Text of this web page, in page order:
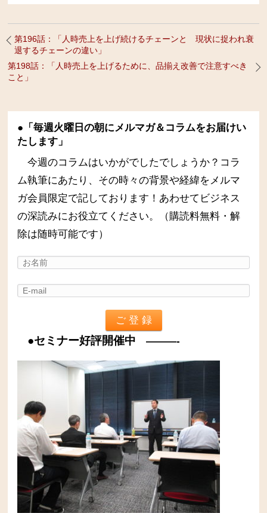
第196話：「人時売上を上げ続けるチェーンと 現状に捉われ衰
退するチェーンの違い」
第198話：「人時売上を上げるために、品揃え改善で注意すべき
こと」
●「毎週火曜日の朝にメルマガ＆コラムをお届けい
たします」
今週のコラムはいかがでしたでしょうか？コラ
ム執筆にあたり、その時々の背景や経緯をメルマ
ガ会員限定で記しております！あわせてビジネス
の深読みにお役立てください。（購読料無料・解
除は随時可能です）
●セミナー好評開催中 ———-